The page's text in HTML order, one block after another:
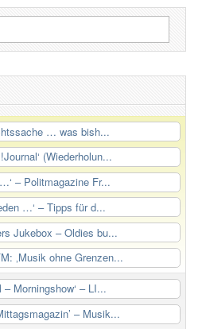
… was bish...
(Wiederholun...
– Politmagazine Fr...
…‘ – Tipps für d...
Jukebox – Oldies bu...
‚Musik ohne Grenzen...
– Morningshow‘ – LI...
– Musik...